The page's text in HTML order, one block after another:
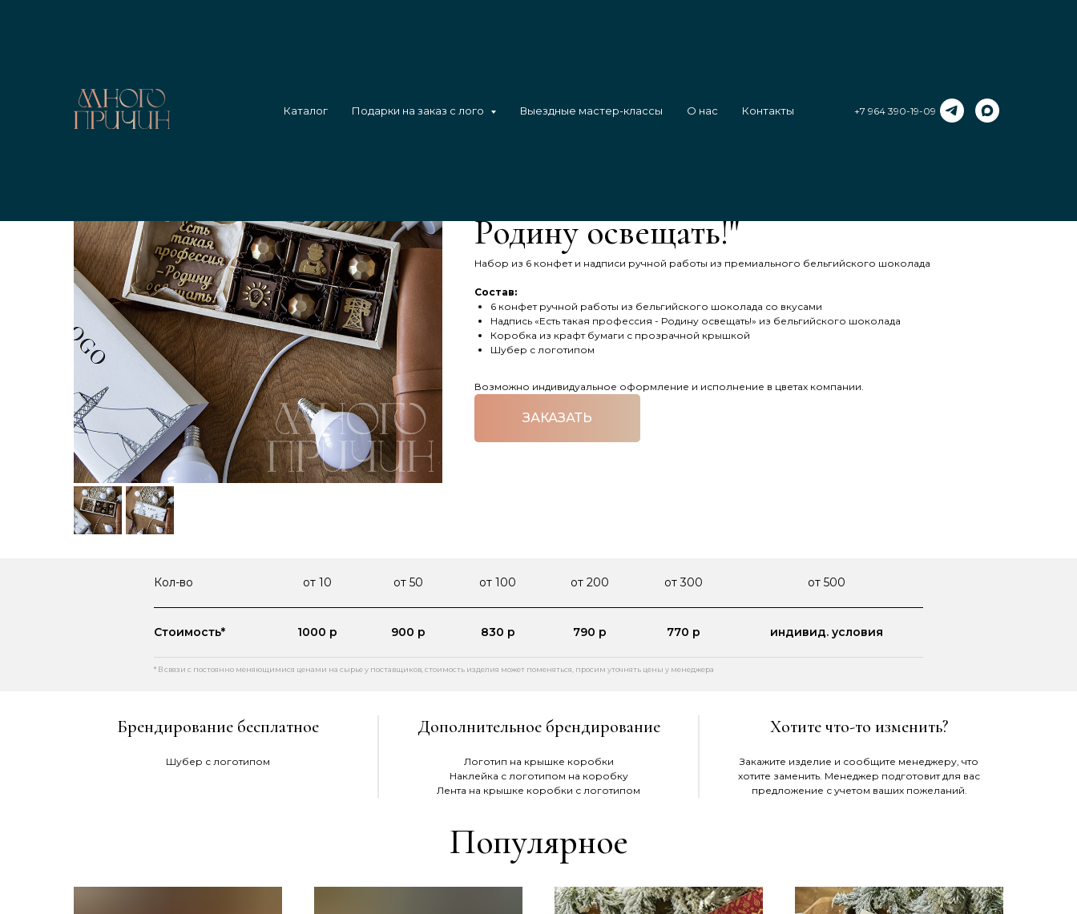
Каталог Подарки на заказ с лого Выездные мастер-классы О нас Контакты +7 964 390-19-09
Главная / Каталог
Родину освещать!"
Набор из 6 конфет и надписи ручной работы из премиального бельгийского шоколада
Состав:
6 конфет ручной работы из бельгийского шоколада со вкусами
Надпись «Есть такая профессия - Родину освещать!» из бельгийского шоколада
Коробка из крафт бумаги с прозрачной крышкой
Шубер с логотипом
Возможно индивидуальное оформление и исполнение в цветах компании.
ЗАКАЗАТЬ
Кол-во от 10 от 50 от 100 от 200 от 300 от 500
Стоимость* 1000 р 900 р 830 р 790 р 770 р индивид. условия
* В связи с постоянно меняющимися ценами на сырье у поставщиков, стоимость изделия может поменяться, просим уточнять цены у менеджера
Брендирование бесплатное
Шубер с логотипом
Дополнительное брендирование
Логотип на крышке коробки
Наклейка с логотипом на коробку
Лента на крышке коробки с логотипом
Хотите что-то изменить?
Закажите изделие и сообщите менеджеру, что
хотите заменить. Менеджер подготовит для вас
предложение с учетом ваших пожеланий.
Популярное